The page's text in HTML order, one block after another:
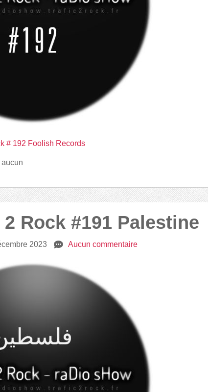
# 192 Foolish Records
aucun
Rock #191 Palestine
2023 e Aucun commentaire